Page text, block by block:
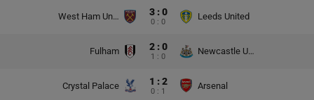
West Ham United 3 : 0
0 : 0
Leeds United
Fulham 2 : 0
1 : 0
Newcastle United
Crystal Palace 1 : 2
0 : 1
Arsenal